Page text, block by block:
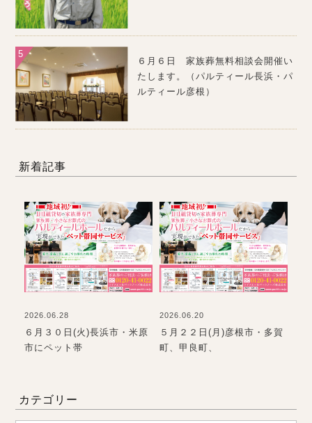
６月６日 家族葬無料相談会開催い
たします。（パルティール長浜・パ
ルティール彦根）
新着記事
2026.06.28
６月３０日(火)長浜市・米原
市にペット帯
2026.06.20
５月２２日(月)彦根市・多賀
町、甲良町、
カテゴリー